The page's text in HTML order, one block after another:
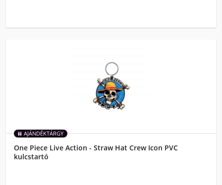
AJÁNDÉKTÁRGY
One Piece Live Action - Straw Hat Crew Icon PVC
kulcstartó